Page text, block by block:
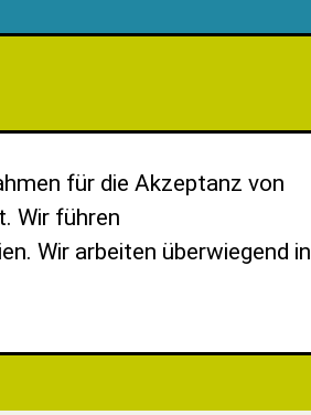
für die Akzeptanz von
Wir führen
Wir arbeiten überwiegend in